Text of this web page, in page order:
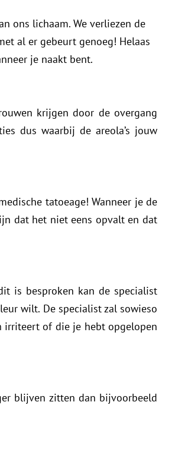
ons lichaam. We verliezen de
al er gebeurt genoeg! Helaas
je naakt bent.
krijgen door de overgang
dus waarbij de areola’s jouw
tatoeage! Wanneer je de
dat het niet eens opvalt en dat
is besproken kan de specialist
wilt. De specialist zal sowieso
irriteert of die je hebt opgelopen
blijven zitten dan bijvoorbeeld